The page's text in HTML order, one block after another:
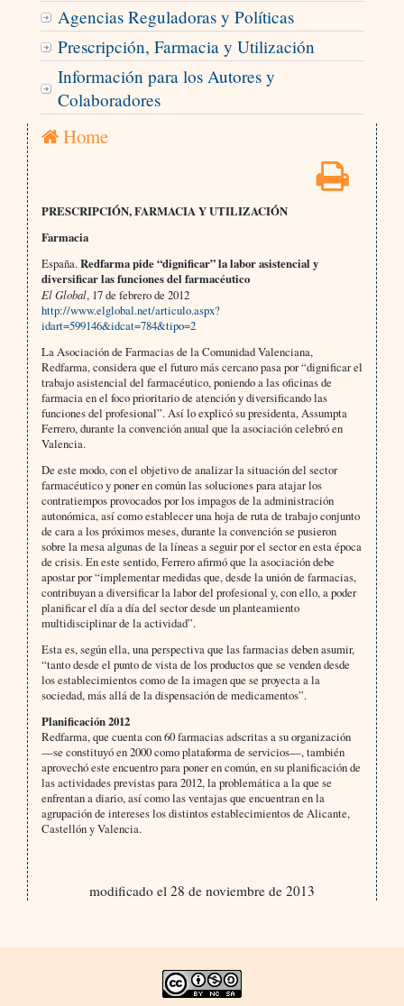
Agencias Reguladoras y Políticas
Prescripción, Farmacia y Utilización
Información para los Autores y
Colaboradores
Home
PRESCRIPCIÓN, FARMACIA Y UTILIZACIÓN
Farmacia
España.Redfarma pide “dignificar” la labor asistencial y
diversificar las funciones del farmacéutico
El Global, 17 de febrero de 2012
http://www.elglobal.net/articulo.aspx?
idart=599146&idcat=784&tipo=2
La Asociación de Farmacias de la Comunidad Valenciana,
Redfarma, considera que el futuro más cercano pasa por “dignificar el
trabajo asistencial del farmacéutico, poniendo a las oficinas de
farmacia en el foco prioritario de atención y diversificando las
funciones del profesional”. Así lo explicó su presidenta, Assumpta
Ferrero, durante la convención anual que la asociación celebró en
Valencia.
De este modo, con el objetivo de analizar la situación del sector
farmacéutico y poner en común las soluciones para atajar los
contratiempos provocados por los impagos de la administración
autonómica, así como establecer una hoja de ruta de trabajo conjunto
de cara a los próximos meses, durante la convención se pusieron
sobre la mesa algunas de la líneas a seguir por el sector en esta época
de crisis. En este sentido, Ferrero afirmó que la asociación debe
apostar por “implementar medidas que, desde la unión de farmacias,
contribuyan a diversificar la labor del profesional y, con ello, a poder
planificar el día a día del sector desde un planteamiento
multidisciplinar de la actividad”.
Esta es, según ella, una perspectiva que las farmacias deben asumir,
“tanto desde el punto de vista de los productos que se venden desde
los establecimientos como de la imagen que se proyecta a la
sociedad, más allá de la dispensación de medicamentos”.
Planificación 2012
Redfarma, que cuenta con 60 farmacias adscritas a su organización
—se constituyó en 2000 como plataforma de servicios—, también
aprovechó este encuentro para poner en común, en su planificación de
las actividades previstas para 2012, la problemática a la que se
enfrentan a diario, así como las ventajas que encuentran en la
agrupación de intereses los distintos establecimientos de Alicante,
Castellón y Valencia.
modificado el 28 de noviembre de 2013